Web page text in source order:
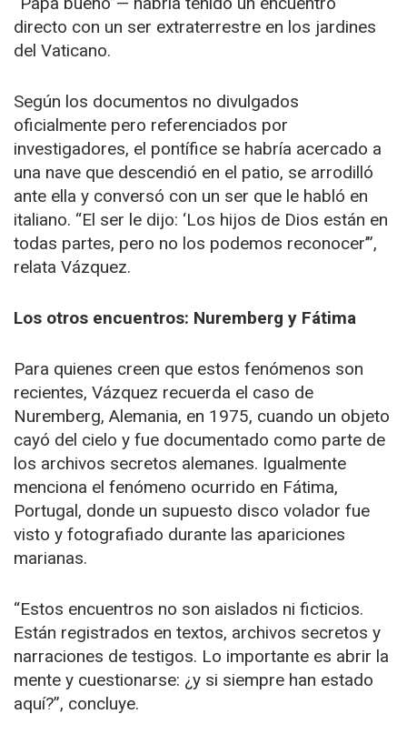
directo con un ser extraterrestre en los jardines
del Vaticano.
Según los documentos no divulgados
oficialmente pero referenciados por
investigadores, el pontífice se habría acercado a
una nave que descendió en el patio, se arrodilló
ante ella y conversó con un ser que le habló en
italiano. “El ser le dijo: ‘Los hijos de Dios están en
todas partes, pero no los podemos reconocer’”,
relata Vázquez.
Los otros encuentros: Nuremberg y Fátima
Para quienes creen que estos fenómenos son
recientes, Vázquez recuerda el caso de
Nuremberg, Alemania, en 1975, cuando un objeto
cayó del cielo y fue documentado como parte de
los archivos secretos alemanes. Igualmente
menciona el fenómeno ocurrido en Fátima,
Portugal, donde un supuesto disco volador fue
visto y fotografiado durante las apariciones
marianas.
“Estos encuentros no son aislados ni ficticios.
Están registrados en textos, archivos secretos y
narraciones de testigos. Lo importante es abrir la
mente y cuestionarse: ¿y si siempre han estado
aquí?”, concluye.